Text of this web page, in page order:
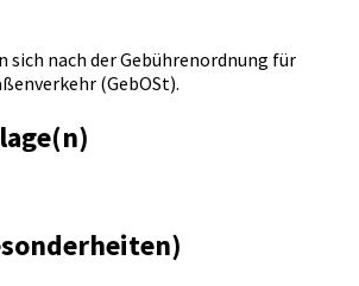
sich nach der Gebührenordnung für
(GebOSt).